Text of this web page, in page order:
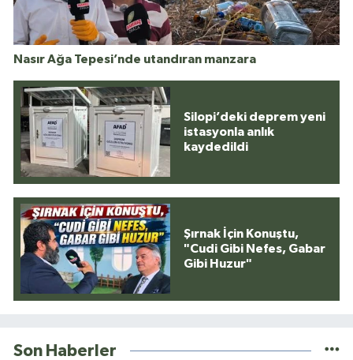
Nasır Ağa Tepesi’nde utandıran manzara
Silopi’deki deprem yeni
istasyonla anlık
kaydedildi
Şırnak İçin Konuştu,
"Cudi Gibi Nefes, Gabar
Gibi Huzur"
Son Haberler